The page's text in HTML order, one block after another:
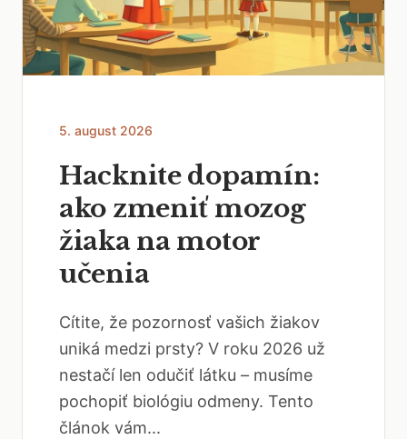
5. august 2026
Hacknite dopamín:
ako zmeniť mozog
žiaka na motor
učenia
Cítite, že pozornosť vašich žiakov
uniká medzi prsty? V roku 2026 už
nestačí len odučiť látku – musíme
pochopiť biológiu odmeny. Tento
článok vám...